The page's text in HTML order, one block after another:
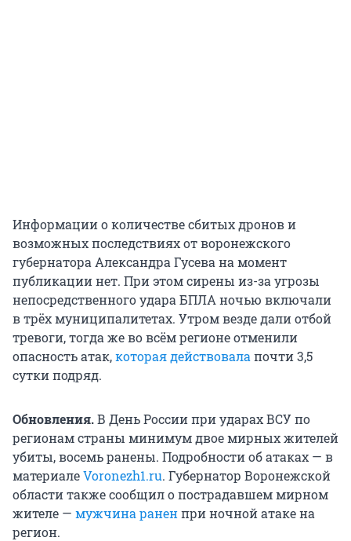
Информации о количестве сбитых дронов и
возможных последствиях от воронежского
губернатора Александра Гусева на момент
публикации нет. При этом сирены из-за угрозы
непосредственного удара БПЛА ночью включали
в трёх муниципалитетах. Утром везде дали отбой
тревоги, тогда же во всём регионе отменили
опасность атак,которая действовала почти 3,5
сутки подряд.
Обновления.В День России при ударах ВСУ по
регионам страны минимум двое мирных жителей
убиты, восемь ранены. Подробности об атаках — в
материалеVoronezh1.ru. Губернатор Воронежской
области также сообщил о пострадавшем мирном
жителе — мужчина раненпри ночной атаке на
регион.